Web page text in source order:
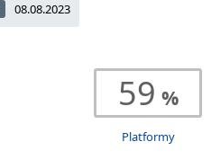
08.08.2023
59
Platformy